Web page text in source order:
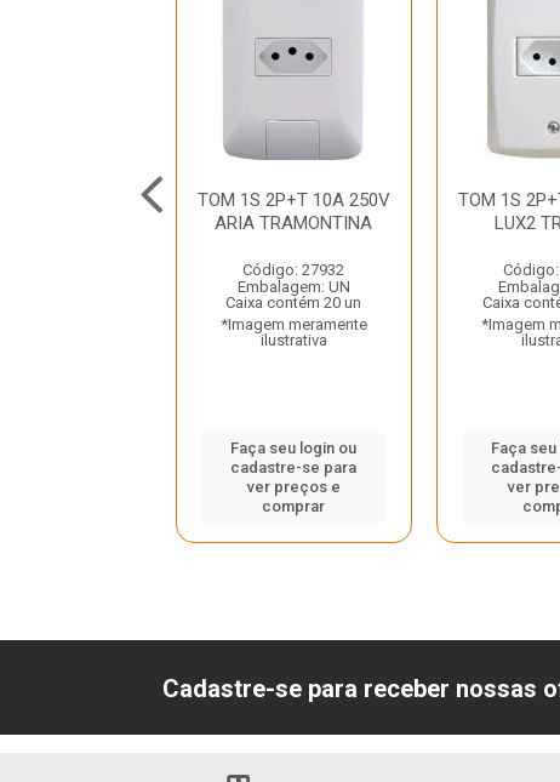
TOM 1S 2P+T 10A 250V
ARIA TRAMONTINA
Código: 27932
Embalagem: UN
Caixa contém 20 un
*Imagem meramente
ilustrativa
Faça seu login ou
cadastre-se para
ver preços e
comprar
TOM 1S
LUX2
Caixa
*Imagem
Faça
ver
Cadastre-se para receber nossas